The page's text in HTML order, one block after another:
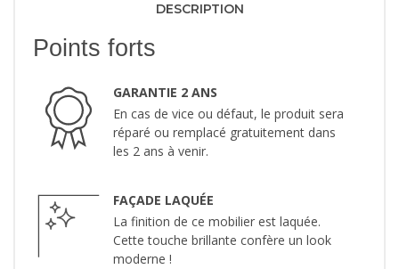
DESCRIPTION
Points forts
GARANTIE 2 ANS
En cas de vice ou défaut, le produit sera
réparé ou remplacé gratuitement dans
les 2 ans à venir.
FAÇADE LAQUÉE
La finition de ce mobilier est laquée.
Cette touche brillante confère un look
moderne !